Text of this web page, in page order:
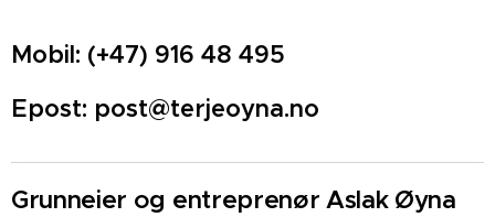
Mobil: (+47) 916 48 495
Epost: post@terjeoyna.no
Grunneier og entreprenør Aslak Øyna